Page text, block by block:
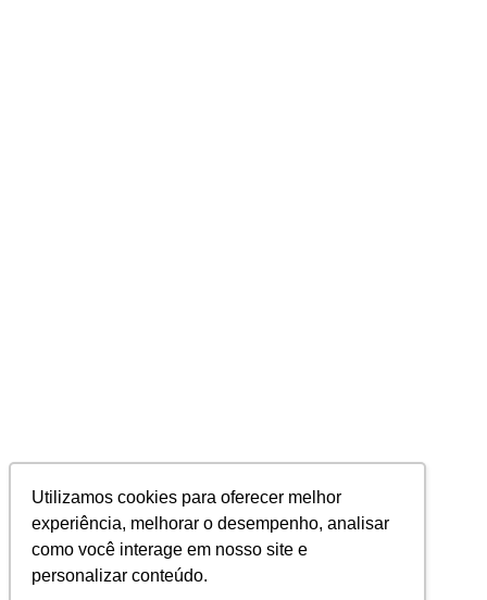
Utilizamos cookies para oferecer melhor
experiência, melhorar o desempenho, analisar
como você interage em nosso site e
personalizar conteúdo.